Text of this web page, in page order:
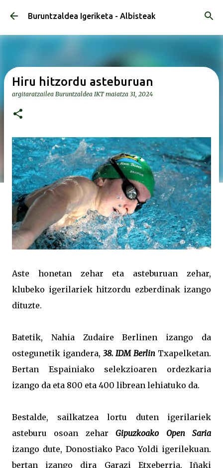
Saltatu eta joan eduki nagusira
Buruntzaldea Igeriketa - Albisteak
Hiru hitzordu asteburuan
argitaratzailea Buruntzaldea IKT maiatza 31, 2024
Aste honetan zehar eta asteburuan zehar,
klubeko igerilariek hitzordu ezberdinak izango
dituzte.
Batetik, Nahia Zudaire Berlinen izango da
ostegunetik igandera, 38. IDM Berlin Txapelketan.
Bertan Espainiako selekzioaren ordezkaria
izango da eta 800 eta 400 librean lehiatuko da.
Bestalde, sailkatzea lortu duten igerilariek
asteburu osoan zeharGipuzkoako Open Saria
izango dute, Donostiako Paco Yoldi igerilekuan.
bertan izango dira Garazi Etxeberria, Iñaki